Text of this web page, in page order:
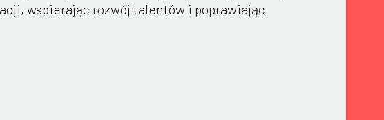
wspierając rozwój talentów i poprawiając